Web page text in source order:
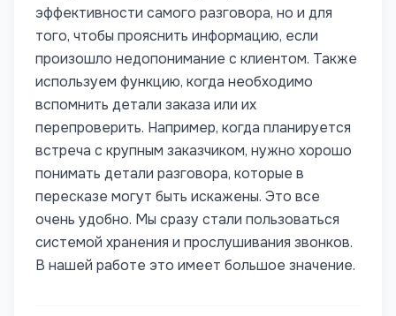
эффективности самого разговора, но и для
того, чтобы прояснить информацию, если
произошло недопонимание с клиентом. Также
используем функцию, когда необходимо
вспомнить детали заказа или их
перепроверить. Например, когда планируется
встреча с крупным заказчиком, нужно хорошо
понимать детали разговора, которые в
пересказе могут быть искажены. Это все
очень удобно. Мы сразу стали пользоваться
системой хранения и прослушивания звонков.
В нашей работе это имеет большое значение.